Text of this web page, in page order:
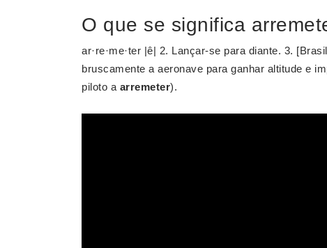
O que se significa
ar·re·me·ter |ê| 2. Lançar-se para diante. 3.
bruscamente a aeronave para ganhar altitude e
piloto a arremeter).